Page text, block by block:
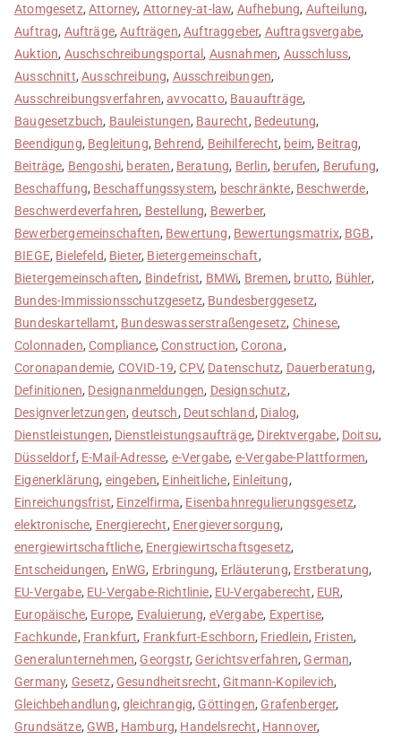
Atomgesetz,Attorney, Attorney-at-law, Aufhebung, Aufteilung,
Auftrag, Aufträge,Aufträgen,Auftraggeber, Auftragsvergabe,
Auktion, Auschschreibungsportal, Ausnahmen, Ausschluss,
Ausschnitt,Ausschreibung, Ausschreibungen,
Ausschreibungsverfahren,avvocatto, Bauaufträge,
Baugesetzbuch, Bauleistungen, Baurecht, Bedeutung,
Beendigung, Begleitung, Behrend, Beihilferecht, beim, Beitrag,
Beiträge, Bengoshi, beraten, Beratung, Berlin, berufen, Berufung,
Beschaffung, Beschaffungssystem, beschränkte, Beschwerde,
Beschwerdeverfahren, Bestellung, Bewerber,
Bewerbergemeinschaften, Bewertung, Bewertungsmatrix, BGB,
BIEGE, Bielefeld, Bieter, Bietergemeinschaft,
Bietergemeinschaften, Bindefrist, BMWi, Bremen, brutto, Bühler,
Bundes-Immissionsschutzgesetz, Bundesberggesetz,
Bundeskartellamt, Bundeswasserstraßengesetz, Chinese,
Colonnaden,Compliance,Construction,Corona,
Coronapandemie, COVID-19,CPV, Datenschutz, Dauerberatung,
Definitionen, Designanmeldungen, Designschutz,
Designverletzungen,deutsch, Deutschland, Dialog,
Dienstleistungen, Dienstleistungsaufträge, Direktvergabe, Doitsu,
Düsseldorf, E-Mail-Adresse, e-Vergabe, e-Vergabe-Plattformen,
Eigenerklärung, eingeben, Einheitliche, Einleitung,
Einreichungsfrist, Einzelfirma, Eisenbahnregulierungsgesetz,
elektronische, Energierecht, Energieversorgung,
energiewirtschaftliche, Energiewirtschaftsgesetz,
Entscheidungen, EnWG, Erbringung, Erläuterung, Erstberatung,
EU-Vergabe, EU-Vergabe-Richtlinie, EU-Vergaberecht, EUR,
Europäische, Europe, Evaluierung, eVergabe, Expertise,
Fachkunde, Frankfurt, Frankfurt-Eschborn, Friedlein, Fristen,
Generalunternehmen, Georgstr, Gerichtsverfahren, German,
Germany, Gesetz, Gesundheitsrecht, Gitmann-Kopilevich,
Gleichbehandlung,gleichrangig, Göttingen, Grafenberger,
Grundsätze, GWB, Hamburg, Handelsrecht, Hannover,